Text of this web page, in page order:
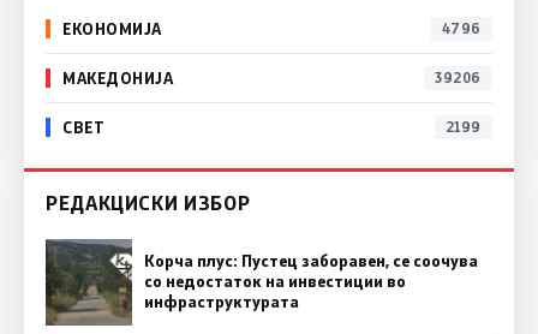
ЕКОНОМИЈА 4796
МАКЕДОНИЈА 39206
СВЕТ 2199
РЕДАКЦИСКИ ИЗБОР
Корча плус: Пустец заборавен, се соочува
со недостаток на инвестиции во
инфраструктурата